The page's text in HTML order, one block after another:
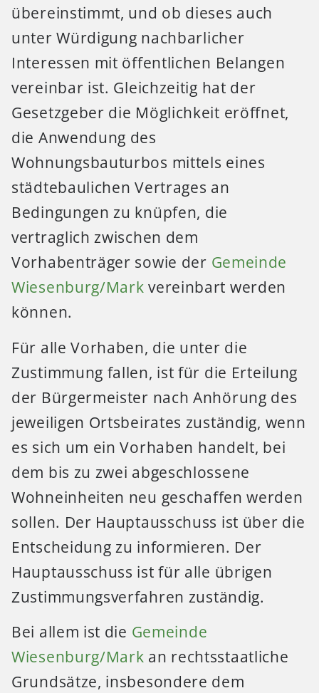
übereinstimmt, und ob dieses auch
unter Würdigung nachbarlicher
Interessen mit öffentlichen Belangen
vereinbar ist. Gleichzeitig hat der
Gesetzgeber die Möglichkeit eröffnet,
die Anwendung des
Wohnungsbauturbos mittels eines
städtebaulichen Vertrages an
Bedingungen zu knüpfen, die
vertraglich zwischen dem
Vorhabenträger sowie der Gemeinde
Wiesenburg/Mark vereinbart werden
können.
Für alle Vorhaben, die unter die
Zustimmung fallen, ist für die Erteilung
der Bürgermeister nach Anhörung des
jeweiligen Ortsbeirates zuständig, wenn
es sich um ein Vorhaben handelt, bei
dem bis zu zwei abgeschlossene
Wohneinheiten neu geschaffen werden
sollen. Der Hauptausschuss ist über die
Entscheidung zu informieren. Der
Hauptausschuss ist für alle übrigen
Zustimmungsverfahren zuständig.
Bei allem ist die Gemeinde
Wiesenburg/Mark an rechtsstaatliche
Grundsätze, insbesondere dem